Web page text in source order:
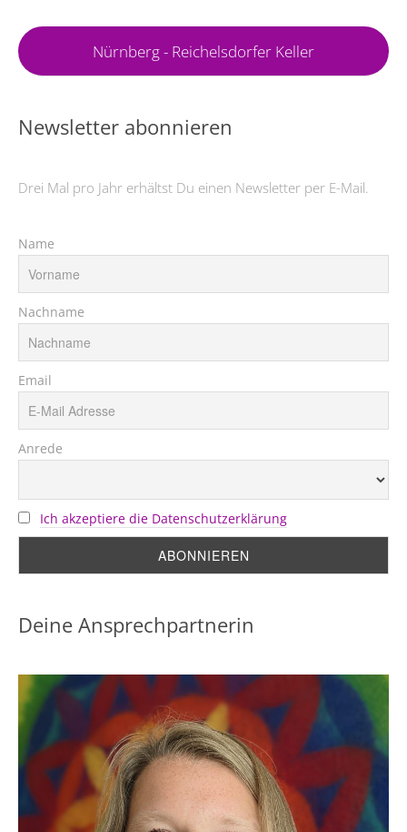
Nürnberg - Reichelsdorfer Keller
Newsletter abonnieren
Drei Mal pro Jahr erhältst Du einen Newsletter per E-Mail.
Name
Nachname
Email
Anrede
Ich akzeptiere die Datenschutzerklärung
Deine Ansprechpartnerin